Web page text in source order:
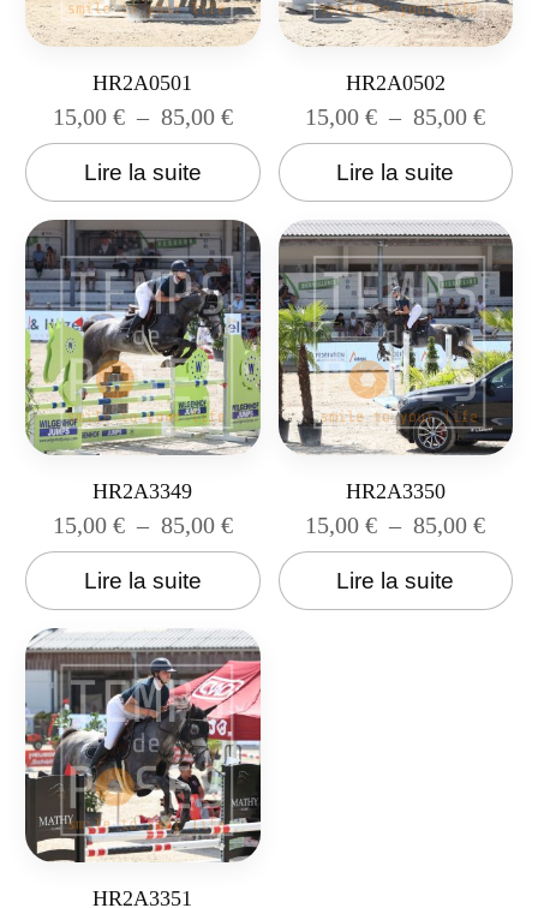
HR2A0501
15,00 € – 85,00 €
Lire la suite
HR2A0502
15,00€ – 85,00€
Lire la suite
HR2A3349
15,00 € – 85,00 €
Lire la suite
HR2A3350
15,00€ – 85,00€
Lire la suite
HR2A3351